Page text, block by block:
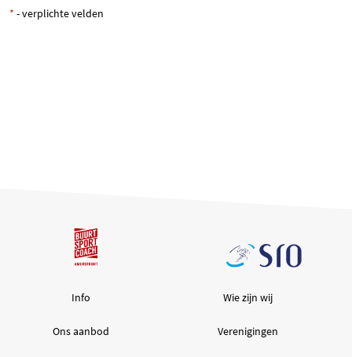
* - verplichte velden
Info
Ons aanbod
Wie zijn wij
Verenigingen